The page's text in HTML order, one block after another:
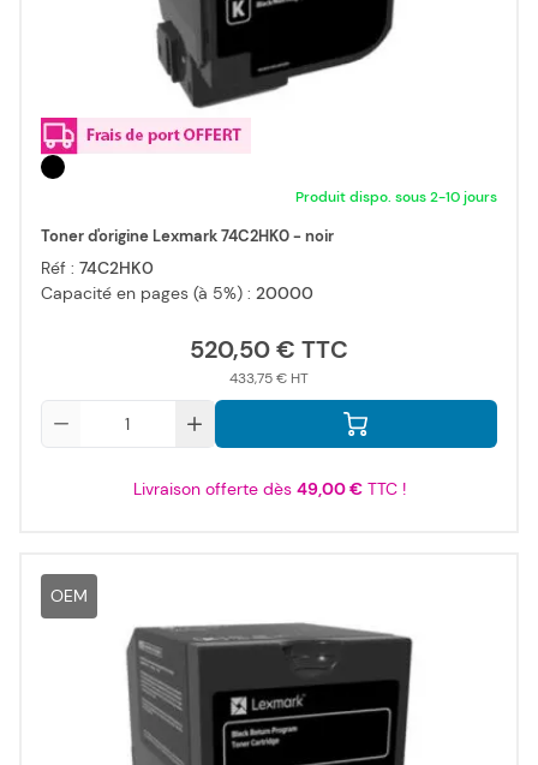
Produit dispo. sous 2-10 jours
Toner d'origine Lexmark 74C2HK0 - noir
Réf : 74C2HK0
Capacité en pages (à 5%) : 20000
520,50 €
433,75 €
Livraison offerte dès 49,00 €TTC !
OEM